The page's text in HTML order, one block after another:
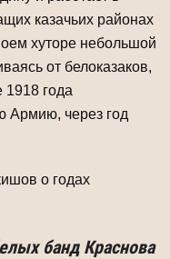
казачьих районах
хуторе небольшой
от белоказаков,
года
Армию, через год
о годах
банд Краснова